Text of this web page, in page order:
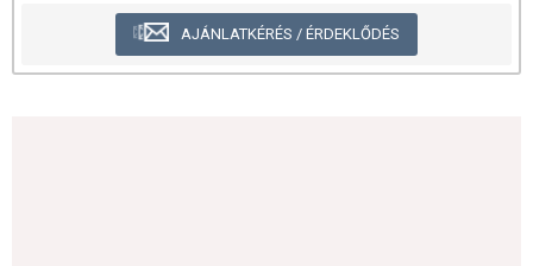
AJÁNLATKÉRÉS / ÉRDEKLŐDÉS